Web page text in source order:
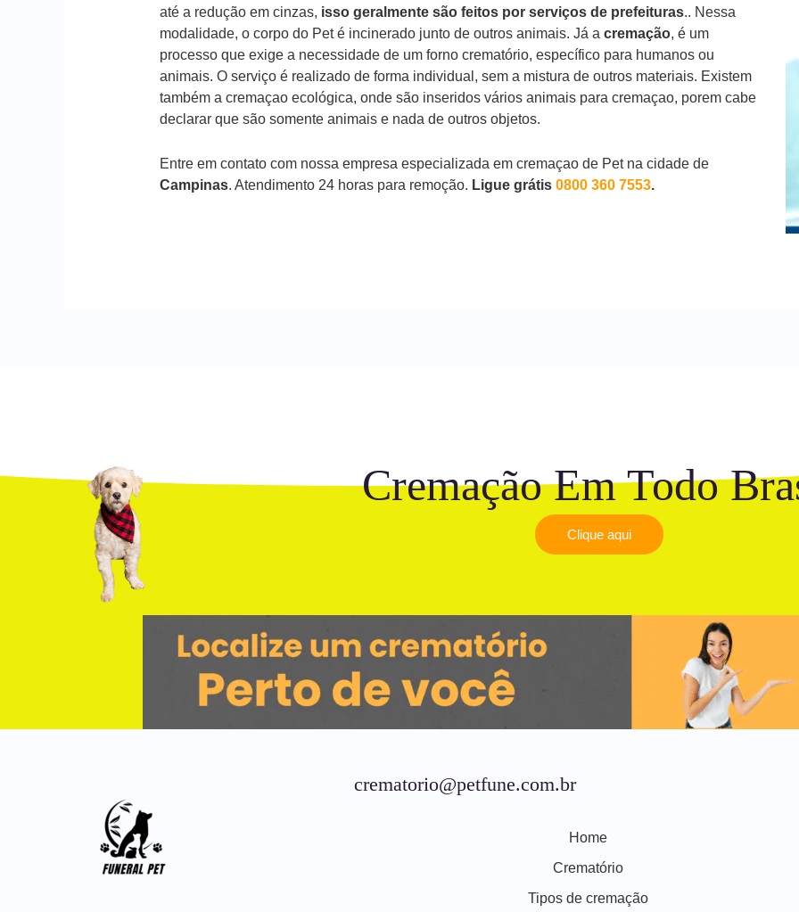
até a redução em cinzas, isso geralmente são feitos por serviços de prefeituras.. Nessa
modalidade, o corpo do Pet é incinerado junto de outros animais. Já a cremação, é um
processo que exige a necessidade de um forno crematório, específico para humanos ou
animais. O serviço é realizado de forma individual, sem a mistura de outros materiais. Existem
também a cremaçao ecológica, onde são inseridos vários animais para cremaçao, porem cabe
declarar que são somente animais e nada de outros objetos.
Entre em contato com nossa empresa especializada em cremaçao de Pet na cidade de
Campinas. Atendimento 24 horas para remoção. Ligue grátis 0800 360 7553.
Cremação Em Todo
Clique aqui
crematorio@petfune.com.br
Home
Crematório
Tipos de cremação